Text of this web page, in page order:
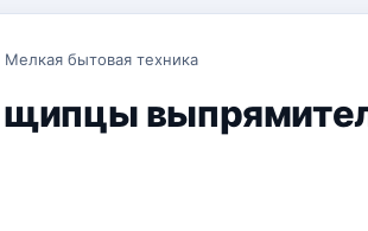
Мелкая бытовая техника
щипцы